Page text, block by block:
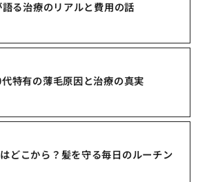
る治療のリアルと費用の話
特有の薄毛原因と治療の真実
どこから？髪を守る毎日のルーチン